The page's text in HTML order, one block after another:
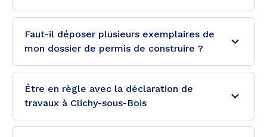
Faut-il déposer plusieurs exemplaires de
mon dossier de permis de construire ?
Être en règle avec la déclaration de
travaux à Clichy-sous-Bois